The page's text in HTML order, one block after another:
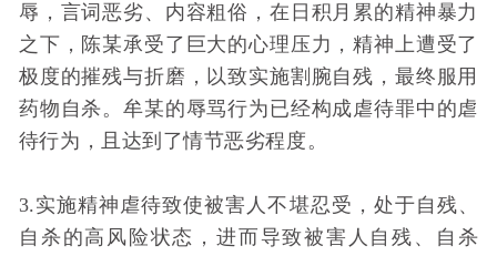
辱，言词恶劣、内容粗俗，在日积月累的精神暴力
之下，陈某承受了巨大的心理压力，精神上遭受了
极度的摧残与折磨，以致实施割腕自残，最终服用
药物自杀。牟某的辱骂行为已经构成虐待罪中的虐
待行为，且达到了情节恶劣程度。
3.实施精神虐待致使被害人不堪忍受，处于自残、
自杀的高风险状态，进而导致被害人自残、自杀